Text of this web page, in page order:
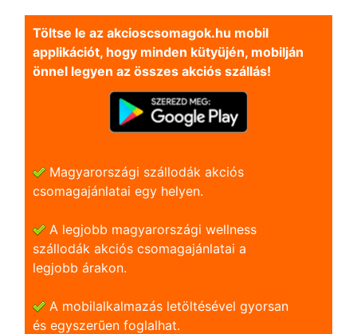
Töltse le az akcioscsomagok.hu mobil
applikációt, hogy minden kütyüjén, mobilján
önnel legyen az összes akciós szállás!
Magyarországi szállodák akciós
csomagajánlatai egy helyen.
A legjobb magyarországi wellness
szállodák akciós csomagajánlatai a
legjobb árakon.
A mobilalkalmazás letöltésével gyorsan
és egyszerũen foglalhat.